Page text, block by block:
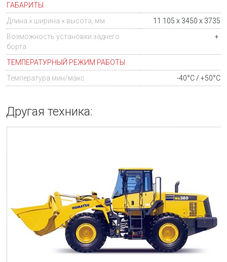
ГАБАРИТЫ
Длина × ширина × высота, мм
11 105 x 3450 x 3735
Возможность установки заднего
борта
+
ТЕМПЕРАТУРНЫЙ РЕЖИМ РАБОТЫ
Температура мин/макс
-40°C / +50°C
Другая техника: